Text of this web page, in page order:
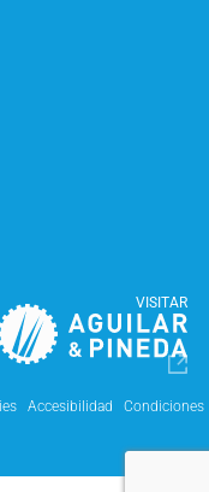
VISITAR
Accesibilidad
Condiciones